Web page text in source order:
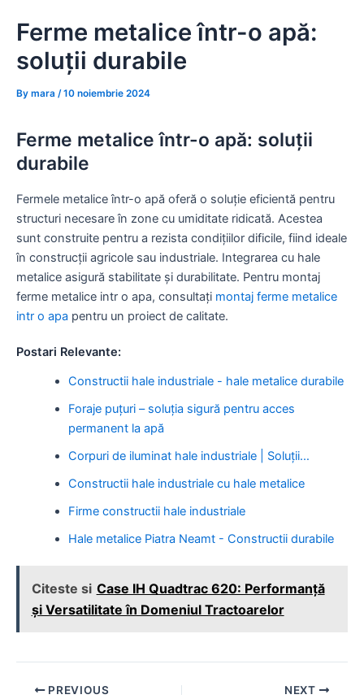
Ferme metalice într-o apă:
soluții durabile
By mara /10 noiembrie 2024
Ferme metalice într-o apă: soluții
durabile
Fermele metalice într-o apă oferă o soluție eficientă pentru
structuri necesare în zone cu umiditate ridicată. Acestea
sunt construite pentru a rezista condițiilor dificile, fiind ideale
în construcții agricole sau industriale. Integrarea cu hale
metalice asigură stabilitate și durabilitate. Pentru montaj
ferme metalice intr o apa, consultați montaj ferme metalice
intr o apa pentru un proiect de calitate.
Postari Relevante:
Constructii hale industriale - hale metalice durabile
Foraje puțuri – soluția sigură pentru acces
permanent la apă
Corpuri de iluminat hale industriale | Soluții…
Constructii hale industriale cu hale metalice
Firme constructii hale industriale
Hale metalice Piatra Neamt - Constructii durabile
Citeste si Case IH Quadtrac 620: Performanță
și Versatilitate în Domeniul Tractoarelor
Post PREVIOUS NEXT